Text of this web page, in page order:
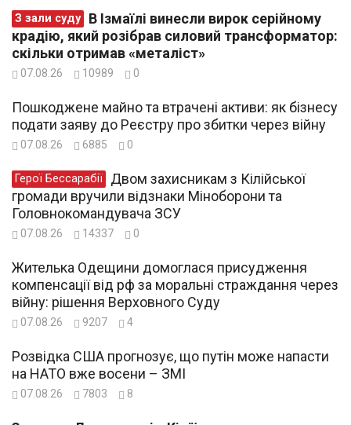
З зали суду
крадію, який розібрав силовий трансформатор:
скільки отримав «металіст»
07.08.26 10989 0
Пошкоджене майно та втрачені активи: як бізнесу
подати заяву до Реєстру про збитки через війну
07.08.26 6885 0
Герої Бессарабії
громади вручили відзнаки Міноборони та
Головнокомандувача ЗСУ
07.08.26 14337 0
Жителька Одещини домоглася присудження
компенсації від рф за моральні страждання через
війну: рішення Верховного Суду
07.08.26 9207 4
Розвідка США прогнозує, що путін може напасти
на НАТО вже восени – ЗМІ
07.08.26 7803 8